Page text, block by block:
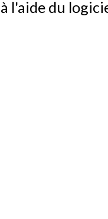
l'aide du